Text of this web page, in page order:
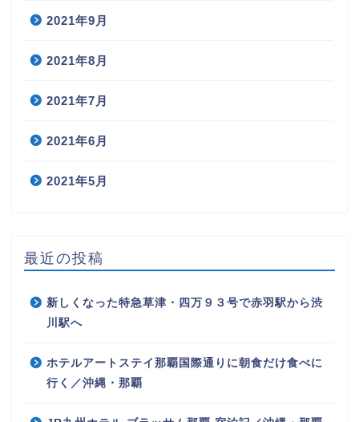
2021年9月
2021年8月
2021年7月
2021年6月
2021年5月
最近の投稿
新しくなった特急草津・四万９３号で赤羽駅から渋
川駅へ
ホテルアートステイ那覇国際通りに朝食だけ食べに
行く／沖縄・那覇